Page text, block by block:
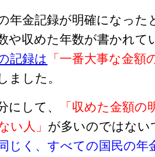
年金記録が明確になった
や収めた年数が書かれて
記録は 「一番大事な金額
ました。
にして、
「収めた金額
い人」 が多いのではな
じく、すべての国民の年